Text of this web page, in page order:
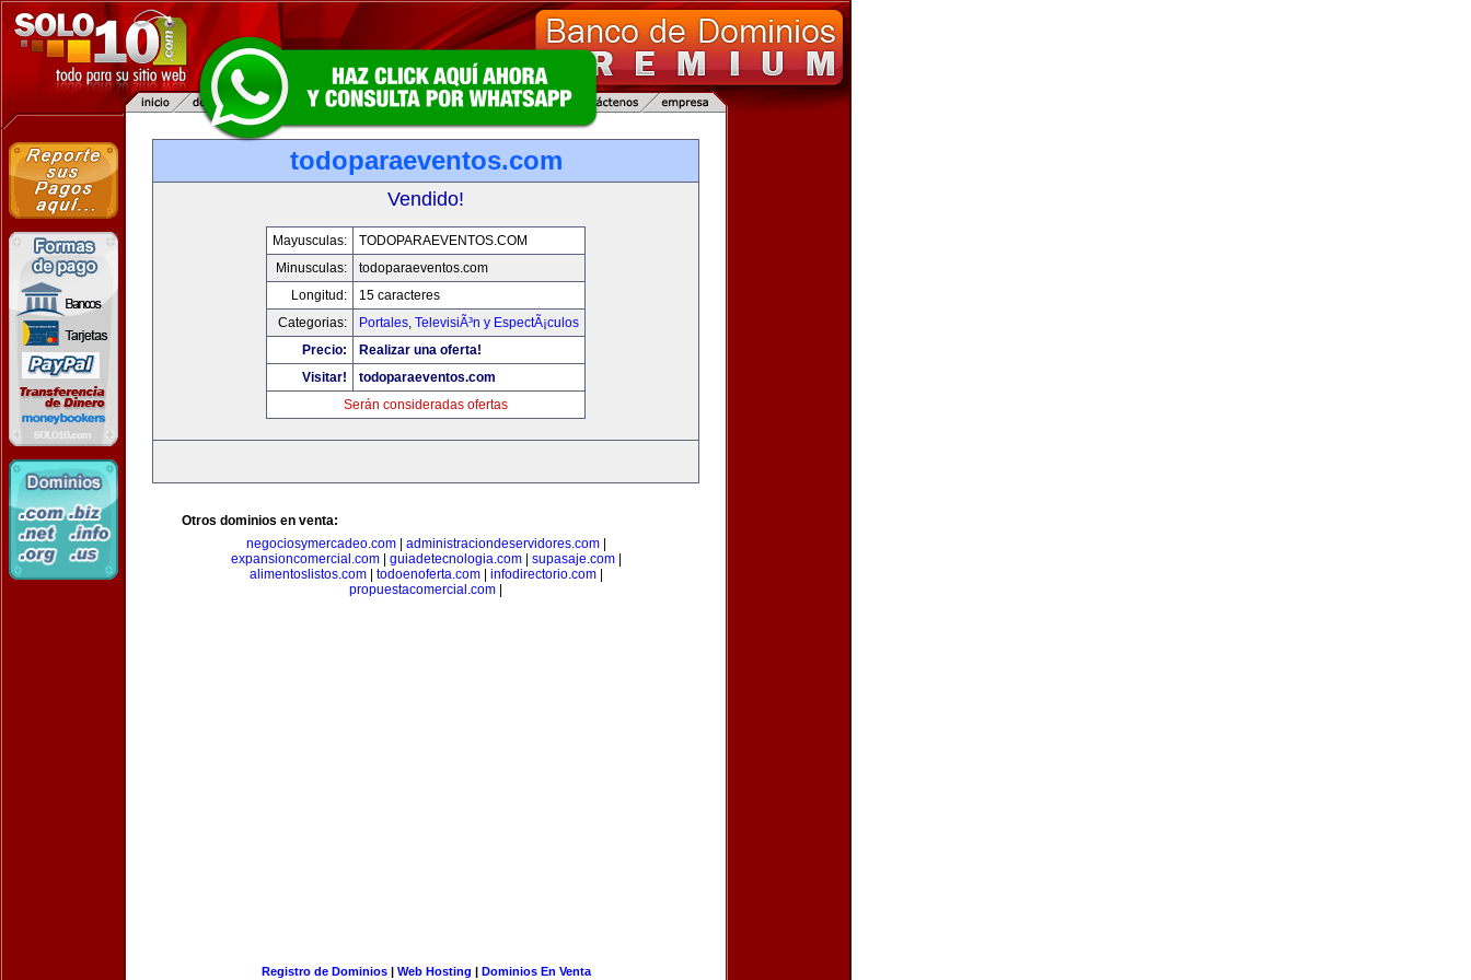
todoparaeventos.com
Vendido!
Mayusculas:
TODOPARAEVENTOS.COM
Minusculas:
todoparaeventos.com
Longitud:
15 caracteres
Categorias:
Portales, TelevisiÃ³n y EspectÃ¡culos
Precio:
Realizar una oferta!
Visitar!
todoparaeventos.com
Serán consideradas ofertas
Otros dominios en venta:
negociosymercadeo.com| administraciondeservidores.com|
expansioncomercial.com| guiadetecnologia.com| supasaje.com|
alimentoslistos.com| todoenoferta.com| infodirectorio.com|
propuestacomercial.com
Registro de Dominios| Web Hosting | Dominios En Venta